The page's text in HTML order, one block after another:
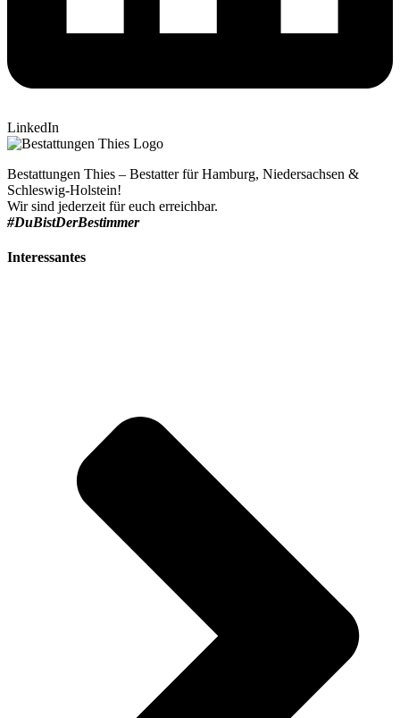
LinkedIn
Bestattungen Thies – Bestatter für Hamburg, Niedersachsen &
Schleswig-Holstein!
Wir sind jederzeit für euch erreichbar.
#DuBistDerBestimmer
Interessantes